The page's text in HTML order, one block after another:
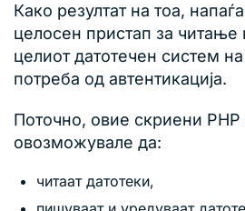
Како резултат на тоа,
целосен пристап за
целиот датотечен систем
потреба од автентикација.
Поточно, овие скриени
овозможувале да:
читаат датотеки,